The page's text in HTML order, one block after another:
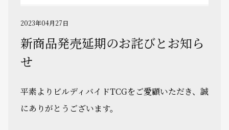
2023年04月27日
新商品発売延期のお詫びとお知ら
せ
平素よりビルディバイドTCGをご愛顧いただき、誠
にありがとうございます。